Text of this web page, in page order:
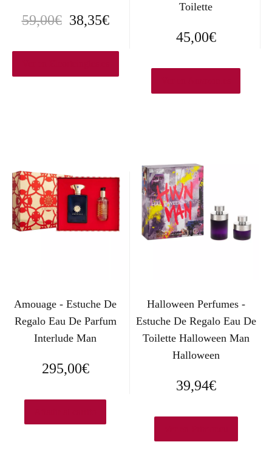
59,00€ E
o
o
r
i
n
a
l
38,35€E
o
a
c
a
l
Toilette
45,00€
Amouage - Estuche De
Regalo Eau De Parfum
Interlude Man
295,00€
Halloween Perfumes -
Estuche De Regalo Eau De
Toilette Halloween Man
Halloween
39,94€